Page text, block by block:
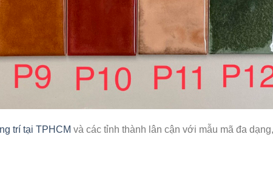
trí tại TPHCM và các tỉnh thành lân cận với mẫu mã đa